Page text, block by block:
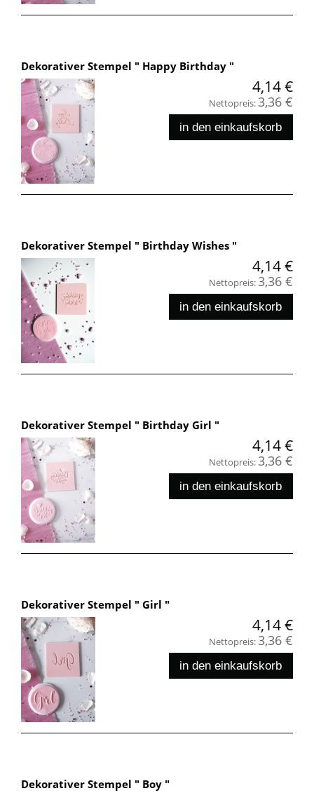
Dekorativer Stempel " Happy Birthday "
4,14 €
Nettopreis:3,36 €
in den einkaufskorb
Dekorativer Stempel " Birthday Wishes "
4,14 €
Nettopreis:3,36 €
in den einkaufskorb
Dekorativer Stempel " Birthday Girl "
4,14 €
Nettopreis:3,36 €
in den einkaufskorb
Dekorativer Stempel " Girl "
4,14 €
Nettopreis:3,36 €
in den einkaufskorb
Dekorativer Stempel " Boy "